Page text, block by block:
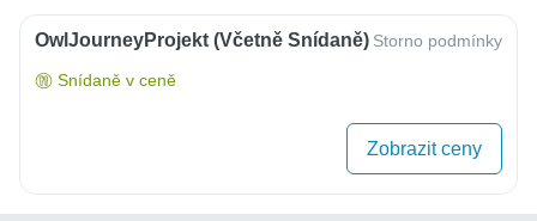
OwlJourneyProjekt (včetně Snídaně) Storno podmínky
Snídaně v ceně
Zobrazit ceny